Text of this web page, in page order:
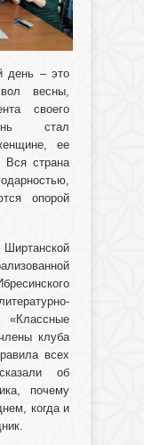
день – это
весны,
своего
стал
ее
страна
опорой
клуба
всех
об
почему
когда и